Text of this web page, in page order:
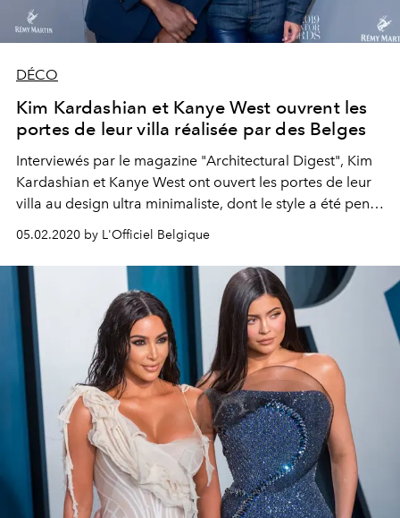
DÉCO
Kim Kardashian et Kanye West ouvrent les
portes de leur villa réalisée par des Belges
Interviewés par le magazine "Architectural Digest", Kim
Kardashian et Kanye West ont ouvert les portes de leur
villa au design ultra minimaliste, dont le style a été pensé
Vincent Van Duysen. Visite guidée.
05.02.2020 by L'Officiel Belgique